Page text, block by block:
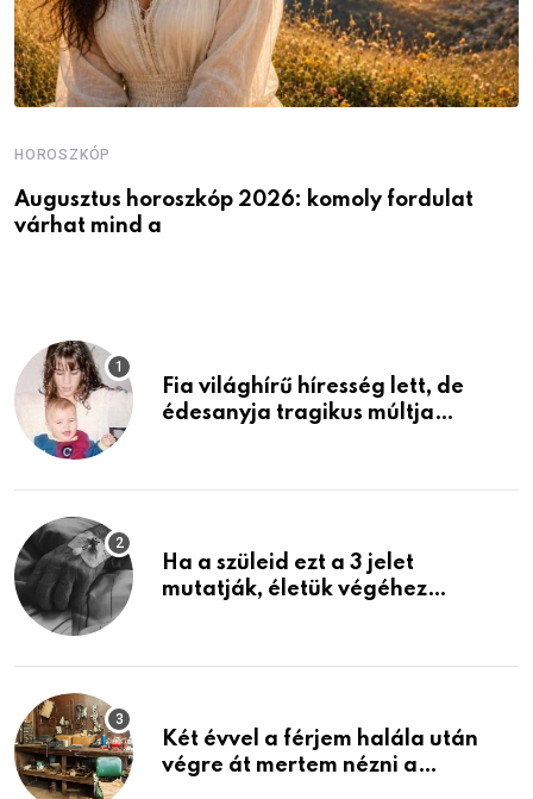
HOROSZKÓP
Augusztus horoszkóp 2026: komoly fordulat
várhat mind a
Fia világhírű híresség lett, de
édesanyja tragikus múltja
Ha a szüleid ezt a 3 jelet
mutatják, életük végéhez
Két évvel a férjem halála után
végre át mertem nézni a